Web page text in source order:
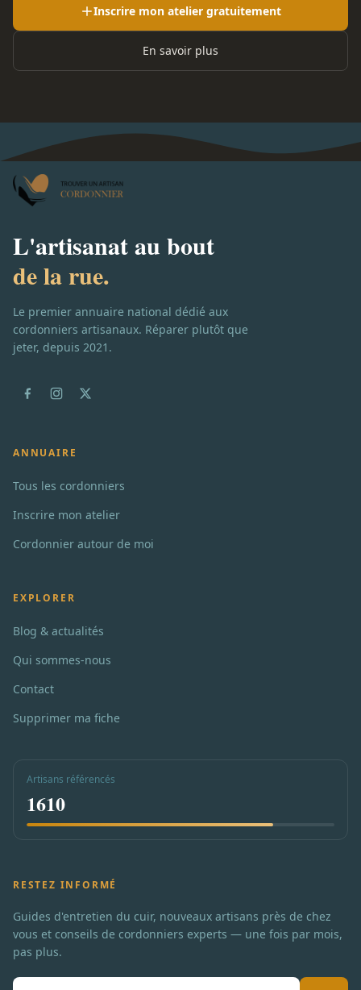
Inscrire mon atelier gratuitement
En savoir plus
L'artisanat au bout
de la rue.
Le premier annuaire national dédié aux
cordonniers artisanaux. Réparer plutôt que
jeter, depuis 2021.
ANNUAIRE
Tous les cordonniers
Inscrire mon atelier
Cordonnier autour de moi
EXPLORER
Blog & actualités
Qui sommes-nous
Contact
Supprimer ma fiche
Artisans référencés
1610
RESTEZ INFORMÉ
Guides d'entretien du cuir, nouveaux artisans près de chez
vous et conseils de cordonniers experts — une fois par mois,
pas plus.